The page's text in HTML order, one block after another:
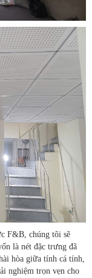
F&B, chúng tôi sẽ
là nét đặc trưng đã
hòa giữa tính cá tính,
nghiệm trọn vẹn cho